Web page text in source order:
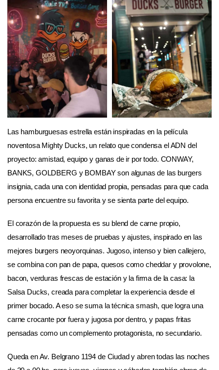
Las hamburguesas estrella están inspiradas en la película
noventosa Mighty Ducks, un relato que condensa el ADN del
proyecto: amistad, equipo y ganas de ir por todo. CONWAY,
BANKS, GOLDBERG y BOMBAY son algunas de las burgers
insignia, cada una con identidad propia, pensadas para que cada
persona encuentre su favorita y se sienta parte del equipo.
El corazón de la propuesta es su blend de carne propio,
desarrollado tras meses de pruebas y ajustes, inspirado en las
mejores burgers neoyorquinas. Jugoso, intenso y bien callejero,
se combina con pan de papa, quesos como cheddar y provolone,
bacon, verduras frescas de estación y la firma de la casa: la
Salsa Ducks, creada para completar la experiencia desde el
primer bocado. A eso se suma la técnica smash, que logra una
carne crocante por fuera y jugosa por dentro, y papas fritas
pensadas como un complemento protagonista, no secundario.
Queda en Av. Belgrano 1194 de Ciudad y abren todas las noches